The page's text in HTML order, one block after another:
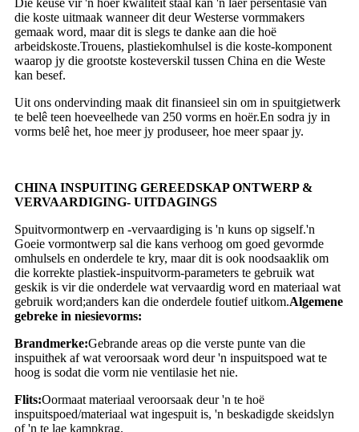
die koste uitmaak wanneer dit deur Westerse vormmakers
gemaak word, maar dit is slegs te danke aan die hoë
arbeidskoste.Trouens, plastiekomhulsel is die koste-komponent
waarop jy die grootste kosteverskil tussen China en die Weste
kan besef.
Uit ons ondervinding maak dit finansieel sin om in spuitgietwerk
te belê teen hoeveelhede van 250 vorms en hoër.En sodra jy in
vorms belê het, hoe meer jy produseer, hoe meer spaar jy.
CHINA INSPUITING GEREEDSKAP ONTWERP &
VERVAARDIGING- UITDAGINGS
Spuitvormontwerp en -vervaardiging is 'n kuns op sigself.'n
Goeie vormontwerp sal die kans verhoog om goed gevormde
omhulsels en onderdele te kry, maar dit is ook noodsaaklik om
die korrekte plastiek-inspuitvorm-parameters te gebruik wat
geskik is vir die onderdele wat vervaardig word en materiaal wat
gebruik word;anders kan die onderdele foutief uitkom.Algemene
gebreke in niesievorms:
Brandmerke:Gebrande areas op die verste punte van die
inspuithek af wat veroorsaak word deur 'n inspuitspoed wat te
hoog is sodat die vorm nie ventilasie het nie.
Flits:Oormaat materiaal veroorsaak deur 'n te hoë
inspuitspoed/materiaal wat ingespuit is, 'n beskadigde skeidslyn
of 'n te lae kampkrag.